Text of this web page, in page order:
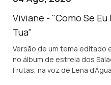
Viviane - "Como Se Eu
Tua"
Versão de um tema editado
no álbum de estreia dos
Frutas, na voz de Lena d'Água.